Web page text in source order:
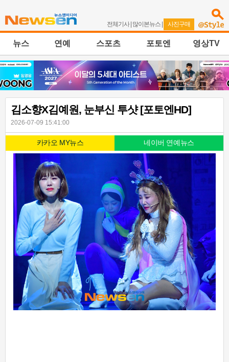
전체기사| 많이본뉴스 | 사진구매
뉴스 연예 스포츠 포토엔 영상TV
김소향X김예원, 눈부신 투샷 [포토엔HD]
2026-07-09 15:41:00
카카오 MY뉴스 네이버 연예뉴스